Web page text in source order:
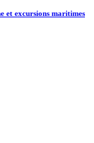
et excursions maritimes